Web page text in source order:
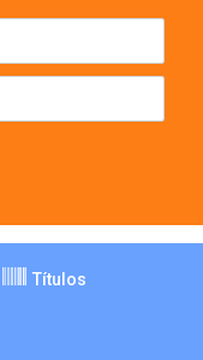
Títulos